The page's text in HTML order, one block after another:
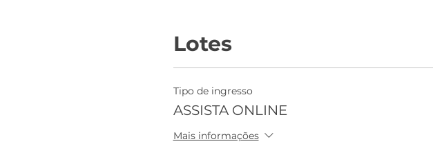
Lotes
Tipo de ingresso
ASSISTA ONLINE
Mais informações